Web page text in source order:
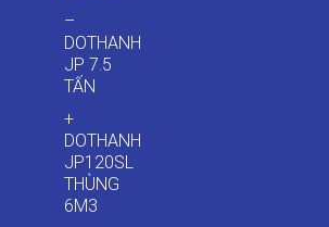
–
DOTHANH
JP 7.5
TẤN
+
DOTHANH
JP120SL
THÙNG
6M3